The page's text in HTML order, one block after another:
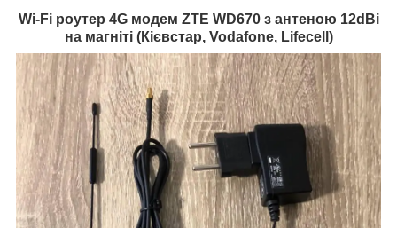
Wi-Fi роутер 4G модем ZTE WD670 з антеною 12dBi
на магніті (Кієвстар, Vodafone, Lifecell)